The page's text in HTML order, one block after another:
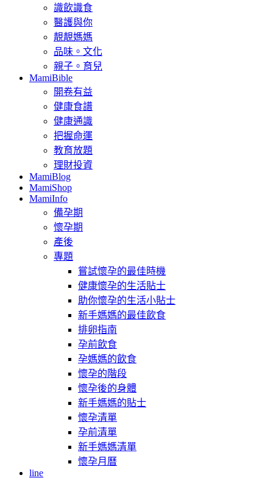
識飲識食
醫護與你
靚靚媽媽
品味。文化
親子。育兒
MamiBible
開卷有益
健康食譜
健康通識
把握命運
教育放題
理財投資
MamiBlog
MamiShop
MamiInfo
備孕期
懷孕期
產後
專題
嘗試懷孕的最佳時機
健康懷孕的生活貼士
助你懷孕的生活小貼士
新手媽媽的最佳飲食
排卵指南
孕前飲食
孕媽媽的飲食
懷孕的階段
懷孕後的身體
新手媽媽的貼士
懷孕清單
孕前清單
新手媽媽清單
懷孕月曆
line